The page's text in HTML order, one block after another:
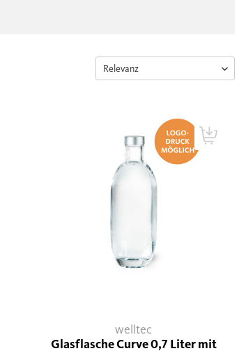
welltec
Glasflasche Curve 0,7 Liter mit